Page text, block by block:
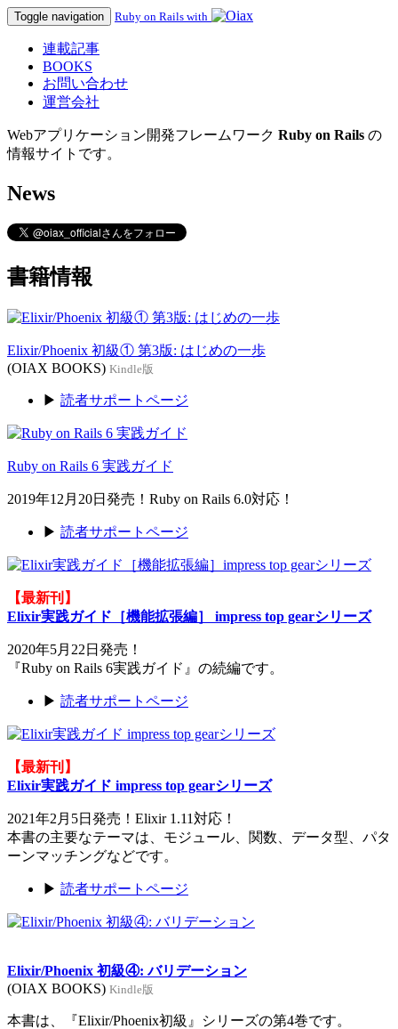
Toggle navigation Ruby on Rails with
連載記事
BOOKS
お問い合わせ
運営会社
Webアプリケーション開発フレームワーク Ruby on Rails の
情報サイトです。
News
書籍情報
Elixir/Phoenix 初級① 第3版: はじめの一歩
(OIAX BOOKS) Kindle版
▶ 読者サポートページ
Ruby on Rails 6 実践ガイド
2019年12月20日発売！Ruby on Rails 6.0対応！
▶ 読者サポートページ
【最新刊】
Elixir実践ガイド［機能拡張編］ impress top gearシリーズ
2020年5月22日発売！
『Ruby on Rails 6実践ガイド』の続編です。
▶ 読者サポートページ
【最新刊】
Elixir実践ガイド impress top gearシリーズ
2021年2月5日発売！Elixir 1.11対応！
本書の主要なテーマは、モジュール、関数、データ型、パタ
ーンマッチングなどです。
▶ 読者サポートページ
Elixir/Phoenix 初級④: バリデーション
(OIAX BOOKS) Kindle版
本書は、『Elixir/Phoenix初級』シリーズの第4巻です。